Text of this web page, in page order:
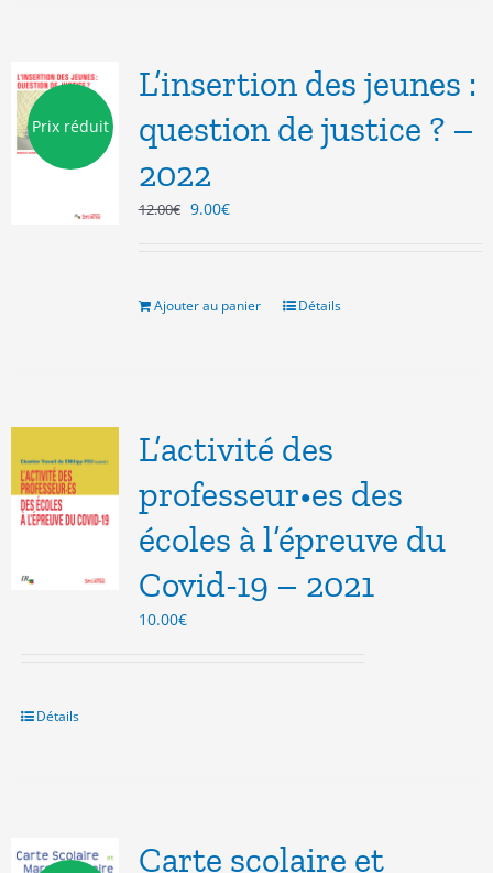
Prix réduit
L’insertion des jeunes :
question de justice ? –
2022
12.00€ Le
12.00€.
9.00€Le
9.00€.
Ajouter au panier Détails
L’activité des
professeur•es des
écoles à l’épreuve du
Covid-19 – 2021
10.00€
Détails
Carte scolaire et